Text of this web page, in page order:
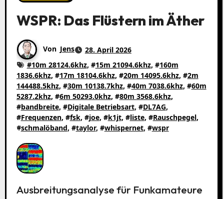
WSPR: Das Flüstern im Äther
Von Jens
28. April 2026
#10m 28124.6khz, #15m 21094.6khz, #160m
1836.6khz, #17m 18104.6khz, #20m 14095.6khz, #2m
144488.5khz, #30m 10138.7khz, #40m 7038.6khz, #60m
5287.2khz, #6m 50293.0khz, #80m 3568.6khz,
#bandbreite, #Digitale Betriebsart, #DL7AG,
#Frequenzen, #fsk, #joe, #k1jt, #liste, #Rauschpegel,
#schmalöband, #taylor, #whispernet, #wspr
Ausbreitungsanalyse für Funkamateure